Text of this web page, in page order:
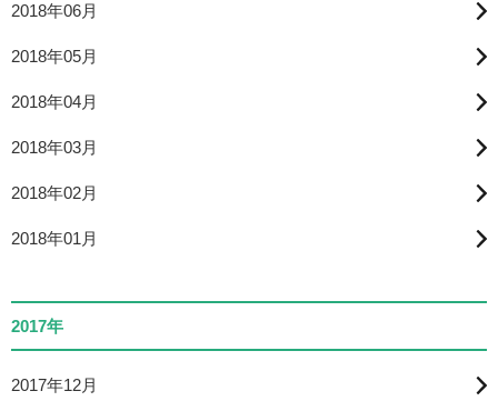
2018年06月
2018年05月
2018年04月
2018年03月
2018年02月
2018年01月
2017年
2017年12月